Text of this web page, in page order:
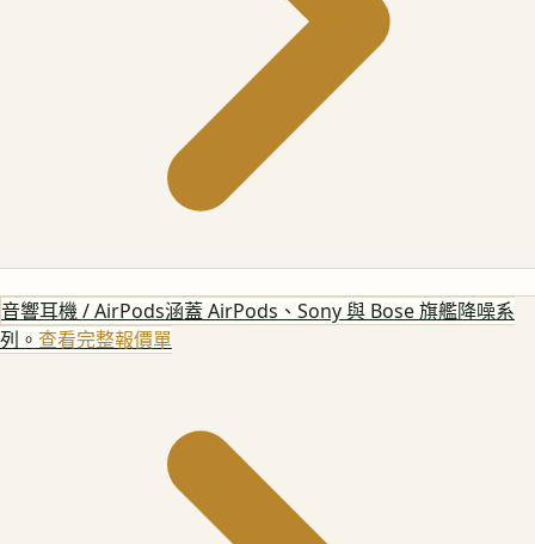
音響耳機 / AirPods涵蓋 AirPods、Sony 與 Bose 旗艦降噪系
列。 查看完整報價單